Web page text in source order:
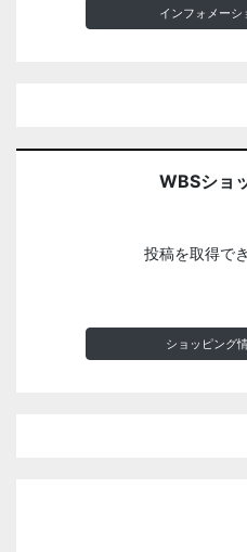
インフォメーシ
WBSショ
投稿を取得で
ショッピング